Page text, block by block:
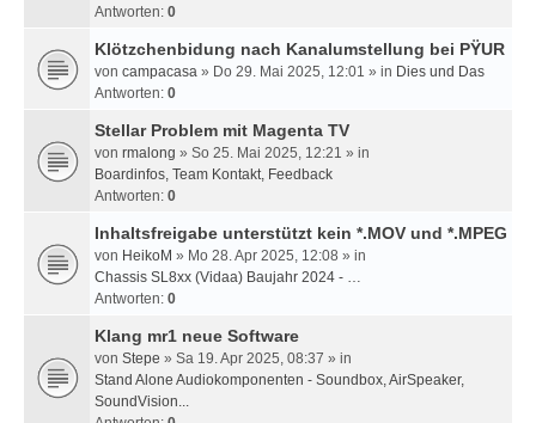
Antworten: 0
Klötzchenbidung nach Kanalumstellung bei PŸUR
von campacasa » Do 29. Mai 2025, 12:01 » in Dies und Das
Antworten: 0
Stellar Problem mit Magenta TV
von rmalong » So 25. Mai 2025, 12:21 » in
Boardinfos, Team Kontakt, Feedback
Antworten: 0
Inhaltsfreigabe unterstützt kein *.MOV und *.MPEG
von HeikoM » Mo 28. Apr 2025, 12:08 » in
Chassis SL8xx (Vidaa) Baujahr 2024 - …
Antworten: 0
Klang mr1 neue Software
von Stepe » Sa 19. Apr 2025, 08:37 » in
Stand Alone Audiokomponenten - Soundbox, AirSpeaker,
SoundVision...